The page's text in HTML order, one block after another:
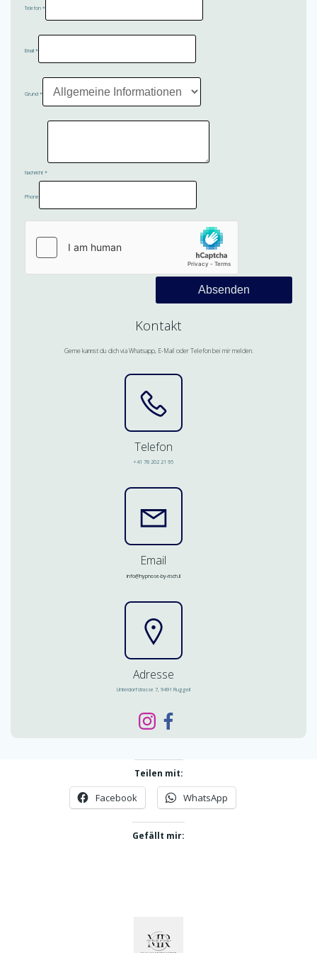
Telefon *
Email *
Grund *
Nachricht *
Phone
Absenden
Kontakt
Gerne kannst du dich via Whatsapp, E-Mail oder Telefon bei mir melden.
Telefon
+41 78 202 21 95
Email
info@hypnose-by-risch.li
Adresse
Unterdorfstrasse 7, 9491 Ruggell
Teilen mit:
Facebook WhatsApp
Gefällt mir: